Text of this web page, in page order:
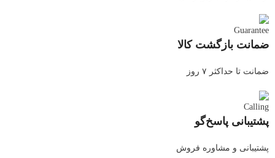
ضمانت بازگشت کالا
ضمانت تا حداکثر ۷ روز
پشتیبانی پاسخ‌گو
پشتیبانی و مشاوره فروش